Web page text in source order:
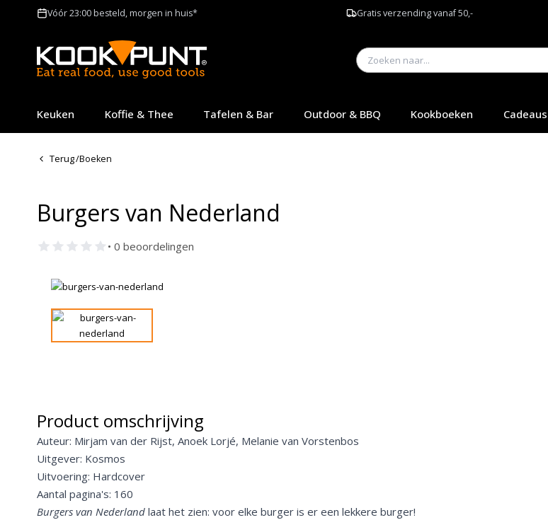
Vóór 23:00 besteld, morgen in huis* Gratis verzending vanaf 50,-
Keuken Koffie & Thee Tafelen & Bar Outdoor & BBQ Kookboeken Cadeaus
Terug/Boeken
Burgers van Nederland
• 0 beoordelingen
Product omschrijving
Auteur: Mirjam van der Rijst, Anoek Lorjé, Melanie van Vorstenbos
Uitgever: Kosmos
Uitvoering: Hardcover
Aantal pagina's: 160
Burgers van Nederland laat het zien: voor elke burger is er een lekkere burger!